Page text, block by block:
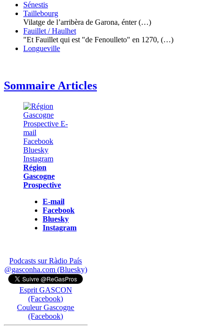
Sénestis
Taillebourg
Vilatge de l’arribèra de Garona, énter (…)
Fauillet / Haulhet
"Et Fauillet qui est "de Fenoulleto" en 1270, (…)
Longueville
Sommaire Articles
Région
Gascogne
Prospective
E-mail
Facebook
Bluesky
Instagram
Podcasts sur Ràdio País
@gasconha.com (Bluesky)
Esprit GASCON
(Facebook)
Couleur Gascogne
(Facebook)